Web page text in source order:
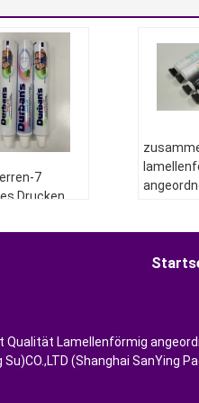
7
Drucken
Kappen-
165
250
Gel-
Typ:
Qualität Lamellenförmig
(Shanghai SanYing